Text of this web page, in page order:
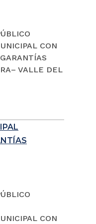
CON
VALLE DEL
CON